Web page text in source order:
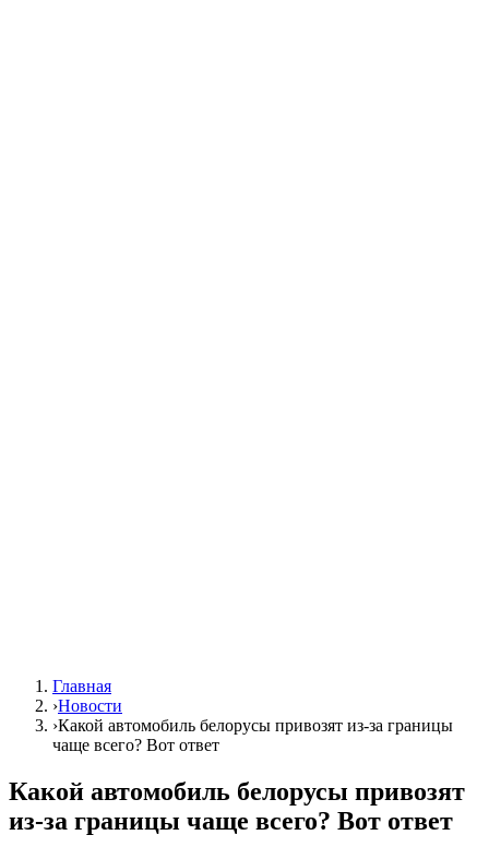
Главная
›Новости
›Какой автомобиль белорусы привозят из-за границы
чаще всего? Вот ответ
Какой автомобиль белорусы привозят
из-за границы чаще всего? Вот ответ